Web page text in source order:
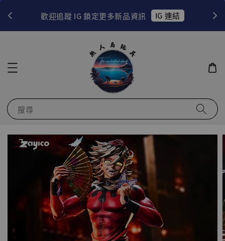
歡迎追蹤 IG 鎖定更多新品資訊 IG 連結
搜尋